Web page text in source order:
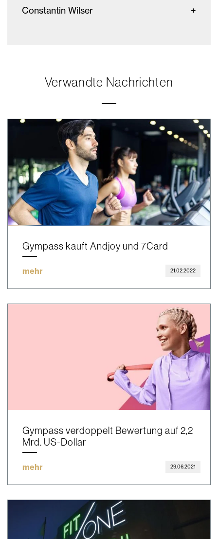
Constantin Wilser
Verwandte Nachrichten
Gympass kauft Andjoy und 7Card
mehr 21.02.2022
Gympass verdoppelt Bewertung auf 2,2
Mrd. US-Dollar
mehr 29.06.2021